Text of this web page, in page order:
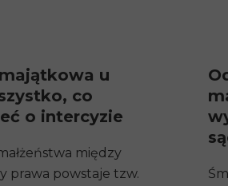
u
co
o intercyzie
między
prawa powstaje tzw.